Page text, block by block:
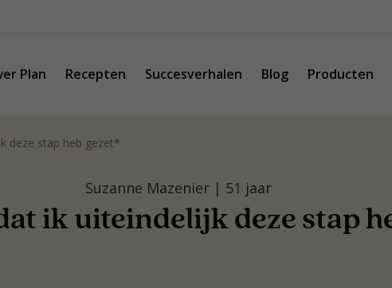
Plan Recepten Succesverhalen Blog Producten
deze stap heb gezet*
Suzanne Mazenier | 51 jaar
ik uiteindelijk deze stap